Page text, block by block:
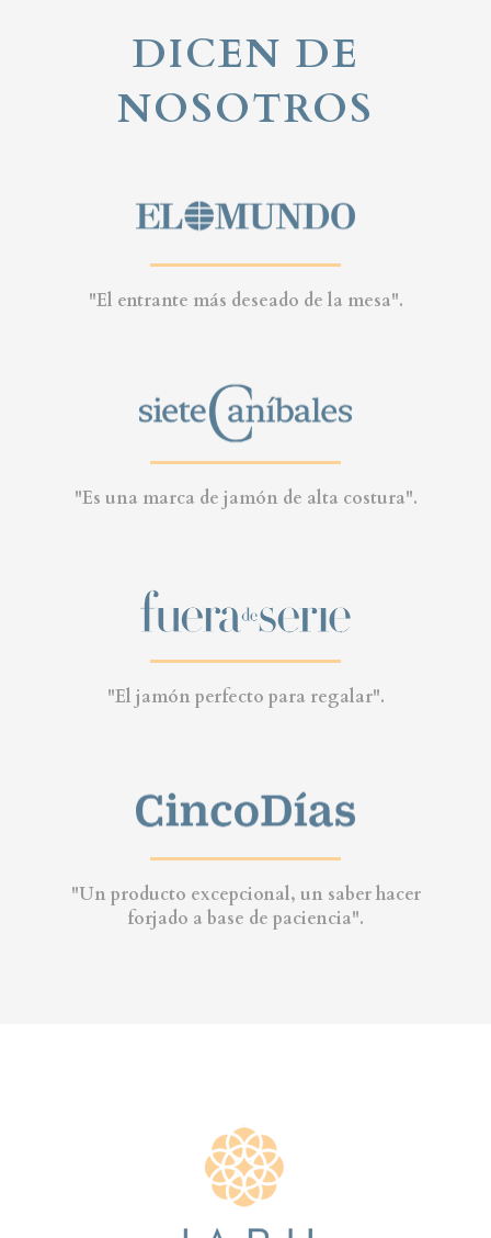
DICEN DE
NOSOTROS
"El entrante más deseado de la mesa".
"Es una marca de jamón de alta costura".
"El jamón perfecto para regalar".
"Un producto excepcional, un saber hacer
forjado a base de paciencia".